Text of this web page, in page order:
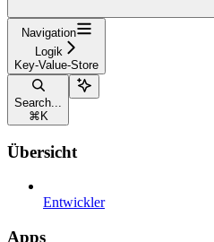
Navigation
Logik
Key-Value-Store
Search...
⌘ K
Übersicht
Entwickler
Apps